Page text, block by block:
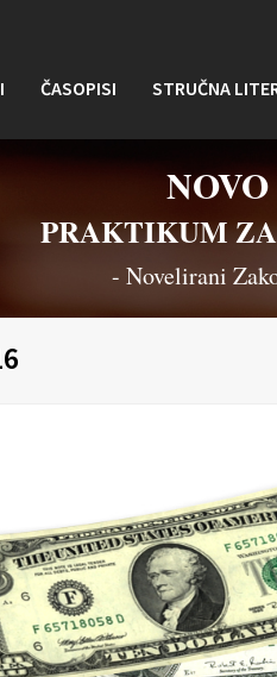
ČASOPISI STRUČNA
PRAKTIKUM
- Novelirani